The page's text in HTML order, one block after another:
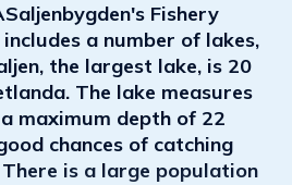
Fishery
a number of lakes,
the largest lake, is 20
The lake measures
maximum depth of 22
chances of catching
is a large population